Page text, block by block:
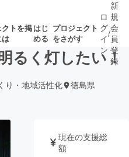
トを掲はじ
める
プロジェクト
をさがす
ロ
グ
イ
ン
/
新
規
会
員
登
録
るく灯したい！
り・地域活性化 徳島県
現在の支援総
額